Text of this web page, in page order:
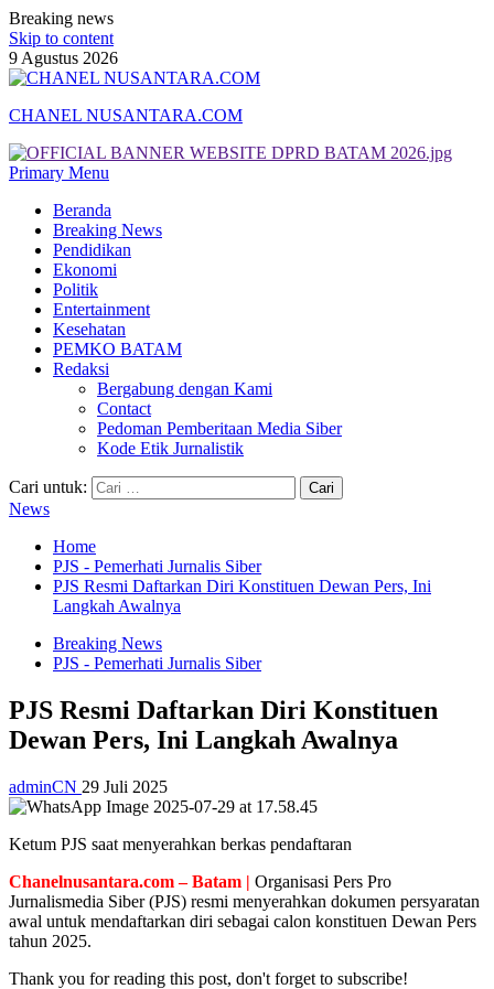
Breaking news
Skip to content
9 Agustus 2026
CHANEL NUSANTARA.COM
Primary Menu
Beranda
Breaking News
Pendidikan
Ekonomi
Politik
Entertainment
Kesehatan
PEMKO BATAM
Redaksi
Bergabung dengan Kami
Contact
Pedoman Pemberitaan Media Siber
Kode Etik Jurnalistik
Cari untuk:
News
Home
PJS - Pemerhati Jurnalis Siber
PJS Resmi Daftarkan Diri Konstituen Dewan Pers, Ini
Langkah Awalnya
Breaking News
PJS - Pemerhati Jurnalis Siber
PJS Resmi Daftarkan Diri Konstituen
Dewan Pers, Ini Langkah Awalnya
adminCN 29 Juli 2025
Ketum PJS saat menyerahkan berkas pendaftaran
Chanelnusantara.com – Batam | Organisasi Pers Pro
Jurnalismedia Siber (PJS) resmi menyerahkan dokumen persyaratan
awal untuk mendaftarkan diri sebagai calon konstituen Dewan Pers
tahun 2025.
Thank you for reading this post, don't forget to subscribe!